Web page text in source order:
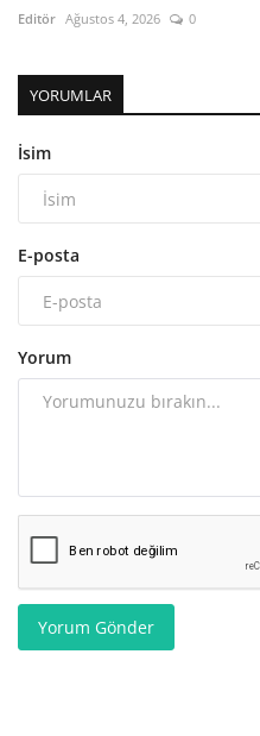
Editör Ağustos 4, 2026 0
YORUMLAR
İsim
E-posta
Yorum
Yorum Gönder